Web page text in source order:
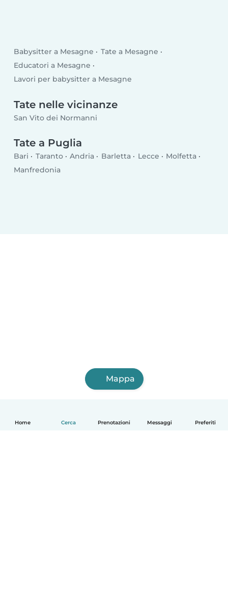
Home Cerca Prenotazioni Messaggi Preferiti
Babysitter a Mesagne
Tate a Mesagne
Educatori a Mesagne
Lavori per babysitter a Mesagne
Tate nelle vicinanze
San Vito dei Normanni
Tate a Puglia
Bari Taranto Andria Barletta Lecce
Molfetta
Manfredonia
Mappa